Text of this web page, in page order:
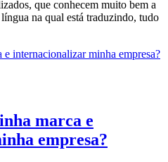
que conhecem muito bem a
na qual está traduzindo, tudo
marca e
empresa?